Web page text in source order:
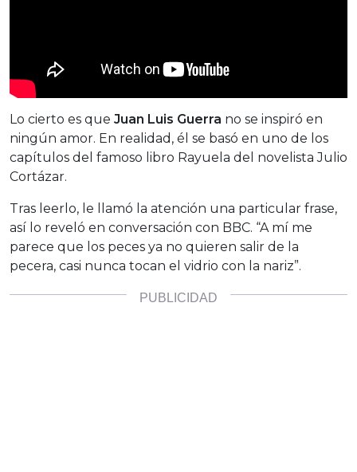
Lo cierto es que Juan Luis Guerra no se inspiró en
ningún amor. En realidad, él se basó en uno de los
capítulos del famoso libro Rayuela del novelista Julio
Cortázar.
Tras leerlo, le llamó la atención una particular frase,
así lo reveló en conversación con BBC. “A mí me
parece que los peces ya no quieren salir de la
pecera, casi nunca tocan el vidrio con la nariz”.